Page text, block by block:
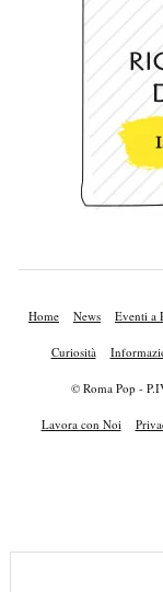
Home News Eventi a
Curiosità
© Roma Pop -
Lavora con Noi